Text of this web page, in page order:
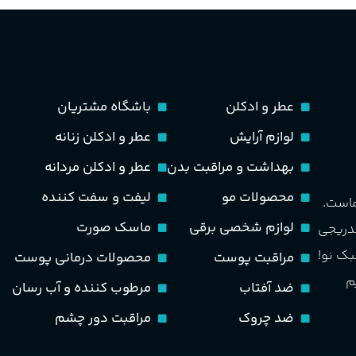
نو!
عطر و ادکلن
لوازم آرایش
بهداشت و مراقبت بدن
محصولات مو
لوازم شخصی برقی
مراقبت پوست
ضد آفتاب
ضد چروک
باشگاه مشتریان
عطر و ادکلن زنانه
عطر و ادکلن مردانه
لیفت و سفت کننده
ماسک صورت
محصولات درمانی پوست
مرطوب کننده و آب رسان
مراقبت دور چشم